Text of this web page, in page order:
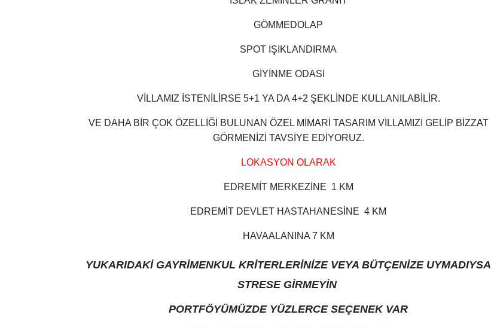
GÖMMEDOLAP
SPOT IŞIKLANDIRMA
GİYİNME ODASI
VİLLAMIZ İSTENİLİRSE 5+1 YA DA 4+2 ŞEKLİNDE KULLANILABİLİR.
VE DAHA BİR ÇOK ÖZELLİĞİ BULUNAN ÖZEL MİMARİ TASARIM VİLLAMIZI GELİP BİZZAT
GÖRMENİZİ TAVSİYE EDİYORUZ.
LOKASYON OLARAK
EDREMİT MERKEZİNE 1 KM
EDREMİT DEVLET HASTAHANESİNE 4 KM
HAVAALANINA 7 KM
YUKARIDAKİ GAYRİMENKUL KRİTERLERİNİZE VEYA BÜTÇENİZE UYMADIYSA
STRESE GİRMEYİN
PORTFÖYÜMÜZDE YÜZLERCE SEÇENEK VAR